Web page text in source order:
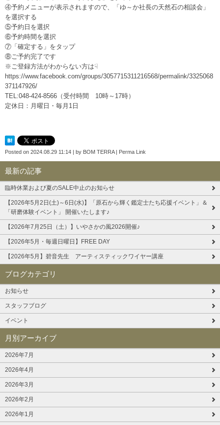
④予約メニューが表示されますので、「ゆ～か社長の天然石の相談会」
を選択する
⑤予約日を選択
⑥予約時間を選択
⑦「確定する」をタップ
⑧ご予約完了です
※ご登録方法がわからない方は☟
https://www.facebook.com/groups/3057715311216568/permalink/3325068
371147926/
TEL:048-424-8566（受付時間 10時～17時）
定休日：月曜日・毎月1日
Posted on 2024.08.29 11:14 | by BOM TERRA| Perma Link
最新の記事
臨時休業および夏のSALE中止のお知らせ
【2026年5月2日(土)～6日(水)】「原石から輝く鑑定士たち応援イベント」＆
「研磨体験イベント」 開催いたします♪
【2026年7月25日（土）】いやさかの風2026開催♪
【2026年5月・毎週日曜日】FREE DAY
【2026年5月】碧音先生 アーティスティックワイヤー講座
ブログカテゴリ
お知らせ
スタッフブログ
イベント
月別アーカイブ
2026年7月
2026年4月
2026年3月
2026年2月
2026年1月